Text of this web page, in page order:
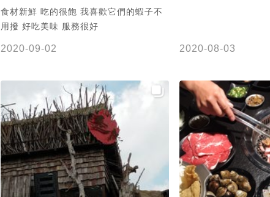
食材新鮮 吃的很飽 我喜歡它們的蝦子不
用撥 好吃美味 服務很好
2020-09-02 2020-08-03